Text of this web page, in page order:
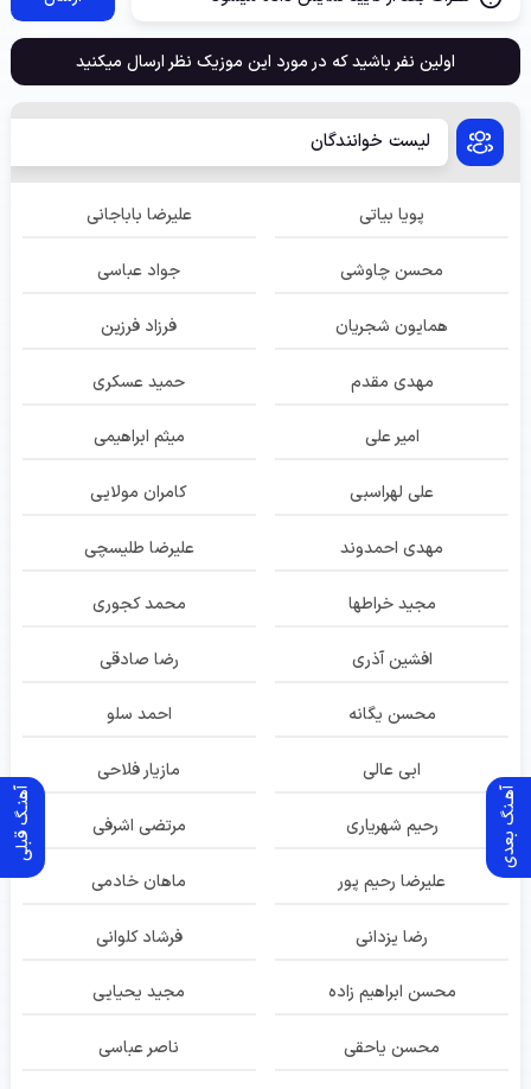
آهنـگ قبلی آهـنگ بعدی
اولین نفر باشید که در مورد این موزیک نظر ارسال میکنید
لیست خوانندگان
پویا بیاتی علیرضا باباجانی
محسن چاوشی جواد عباسی
همایون شجریان فرزاد فرزین
مهدی مقدم حمید عسکری
امیر علی میثم ابراهیمی
علی لهراسبی کامران مولایی
مهدی احمدوند علیرضا طلیسچی
مجید خراطها محمد کجوری
افشین آذری رضا صادقی
محسن یگانه احمد سلو
ابی عالی مازیار فلاحی
رحیم شهریاری مرتضی اشرفی
علیرضا رحیم پور ماهان خادمی
رضا یزدانی فرشاد کلوانی
محسن ابراهیم زاده مجید یحیایی
محسن یاحقی ناصر عباسی